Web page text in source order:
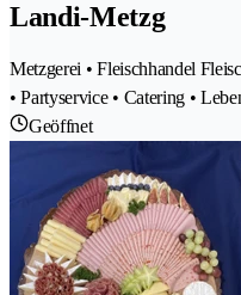
Landi-Metzg
Metzgerei • Fleischhandel
• Partyservice • Catering •
Geöffnet